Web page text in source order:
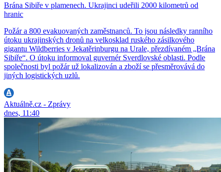
Brána Sibiře v plamenech. Ukrajinci udeřili 2000 kilometrů od
hranic
Požár a 800 evakuovaných zaměstnanců. To jsou následky ranního
útoku ukrajinských dronů na velkosklad ruského zásilkového
gigantu Wildberries v Jekatěrinburgu na Urale, přezdívaném „Brána
Sibiře“. O útoku informoval guvernér Sverdlovské oblasti. Podle
společnosti byl požár už lokalizován a zboží se přesměrovává do
jiných logistických uzlů.
Aktuálně.cz - Zprávy
dnes, 11:40